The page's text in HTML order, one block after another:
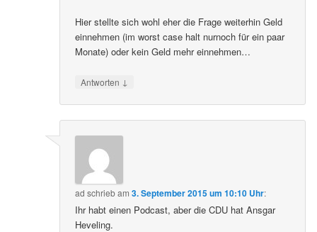
Hier stellte sich wohl eher die Frage weiterhin Geld
einnehmen (im worst case halt nurnoch für ein paar
Monate) oder kein Geld mehr einnehmen…
Antworten ↓
ad schriebam3. September 2015 um 10:10 Uhr:
Ihr habt einen Podcast, aber die CDU hat Ansgar
Heveling.